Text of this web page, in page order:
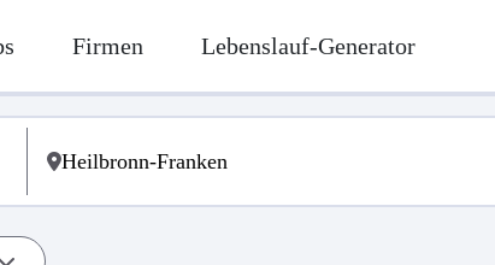
Firmen Lebenslauf-Generator